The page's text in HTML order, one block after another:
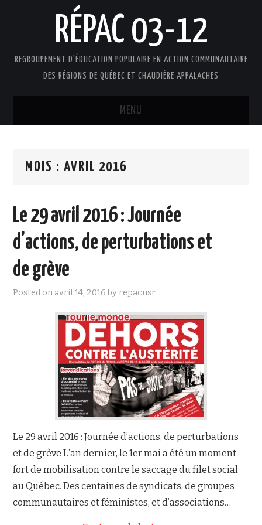
RÉPAC 03-12
REGROUPEMENT D'ÉDUCATION POPULAIRE EN ACTION COMMUNAUTAIRE
DES RÉGIONS DE QUÉBEC ET CHAUDIÈRE-APPALACHES
MENU
PRÉSENTATION
FAIRE UN DON !
NOUS JOINDRE
MOIS :AVRIL 2016
Le 29 avril 2016 : Journée
d’actions, de perturbations et
de grève
Posted on avril 14, 2016 byrepacusr
Le 29 avril 2016 : Journée d’actions, de perturbations
et de grève L’an dernier, le 1er mai a été un moment
fort de mobilisation contre le saccage du filet social
au Québec. Des centaines de syndicats, de groupes
communautaires et féministes, et d’associations…